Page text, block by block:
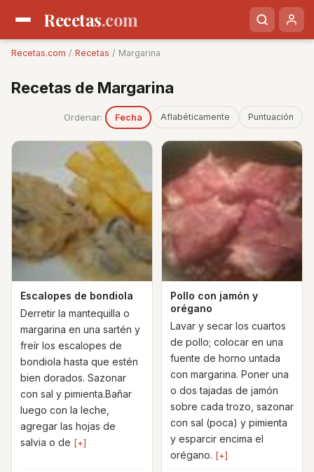
Recetas.com
Recetas.com / Recetas / Margarina
Recetas de Margarina
Ordenar: Fecha Aflabéticamente Puntuación
Escalopes de bondiola
Derretir la mantequilla o
margarina en una sartén y
freír los escalopes de
bondiola hasta que estén
bien dorados. Sazonar
con sal y pimienta.Bañar
luego con la leche,
agregar las hojas de
salvia o de [+]
Pollo con jamón y
orégano
Lavar y secar los cuartos
de pollo; colocar en una
fuente de horno untada
con margarina. Poner una
o dos tajadas de jamón
sobre cada trozo, sazonar
con sal (poca) y pimienta
y esparcir encima el
orégano. [+]